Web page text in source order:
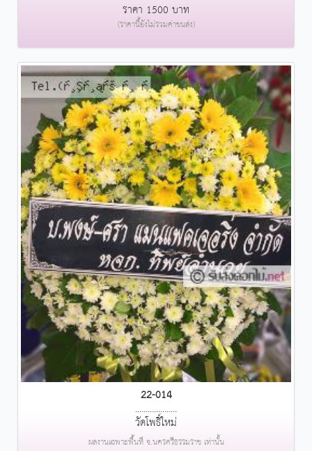
ราคา 1500 บาท
(ราคานี้ยังไม่รวมค่าขนส่ง)
22-014
....................
วัดโพธิ์ใหม่
ผลงานเฉพาะพื้นที่ จ.นครศรีธรรมราช เท่านั้น